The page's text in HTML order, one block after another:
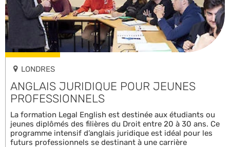
LONDRES
ANGLAIS JURIDIQUE POUR JEUNES
PROFESSIONNELS
La formation Legal English est destinée aux étudiants ou
jeunes diplômés des filières du Droit entre 20 à 30 ans. Ce
programme intensif d’anglais juridique est idéal pour les
futurs professionnels se destinant à une carrière